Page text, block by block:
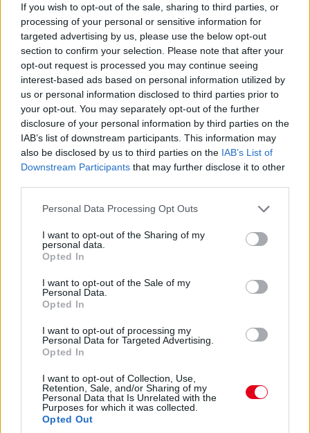
If you wish to opt-out of the sale, sharing to third parties, or
processing of your personal or sensitive information for
targeted advertising by us, please use the below opt-out
section to confirm your selection. Please note that after your
opt-out request is processed you may continue seeing
interest-based ads based on personal information utilized by
us or personal information disclosed to third parties prior to
your opt-out. You may separately opt-out of the further
disclosure of your personal information by third parties on the
IAB’s list of downstream participants. This information may
also be disclosed by us to third parties on the IAB’s List of
Downstream Participants that may further disclose it to other
Please note that this website/app uses one or more Google
not limited to your visit or usage behaviour. You may click to
grant or deny consent to Google and its third-party tags to
use your data for below specified purposes in below Google
consent section.
Personal Data Processing Opt Outs
I want to opt-out of the Sharing of my
personal data.
Opted In
I want to opt-out of the Sale of my
Personal Data.
Opted In
I want to opt-out of processing my
Personal Data for Targeted Advertising.
Opted In
I want to opt-out of Collection, Use,
Retention, Sale, and/or Sharing of my
Personal Data that Is Unrelated with the
Purposes for which it was collected.
Opted Out
17:22
Leclerc is gyorsul, már a negyedik öt tizedes lemaradással. Így
állunk 37 perccel a leintés előtt.